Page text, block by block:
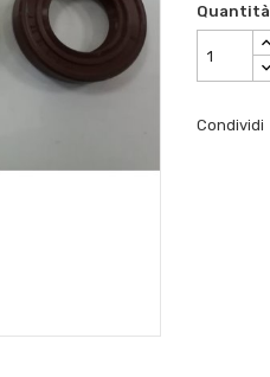
Quantità
Condividi